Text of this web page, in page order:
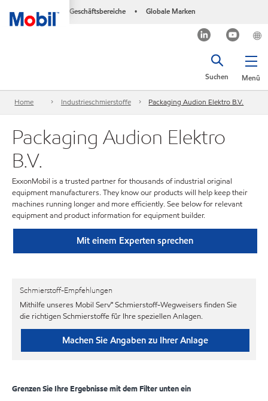
Geschäftsbereiche • Globale Marken
Menü
Suchen
Home Industrieschmierstoffe Packaging Audion Elektro B.V.
Packaging Audion Elektro
B.V.
ExxonMobil is a trusted partner for thousands of industrial original
equipment manufacturers. They know our products will help keep their
machines running longer and more efficiently. See below for relevant
equipment and product information for equipment builder.
Mit einem Experten sprechen
Schmierstoff-Empfehlungen
Mithilfe unseres Mobil Serv℠ Schmierstoff-Wegweisers finden Sie
die richtigen Schmierstoffe für Ihre speziellen Anlagen.
Machen Sie Angaben zu Ihrer Anlage
Grenzen Sie Ihre Ergebnisse mit dem Filter unten ein